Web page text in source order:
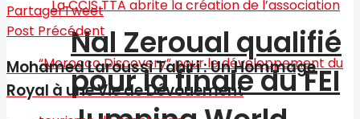
Nal Zeroual qualifié
pour la finale du FEI
PartagerTweet
Post Précédent
Mohamed Laroussi Tahiri : Un Hommage
Royal à une Vie de Dévouement